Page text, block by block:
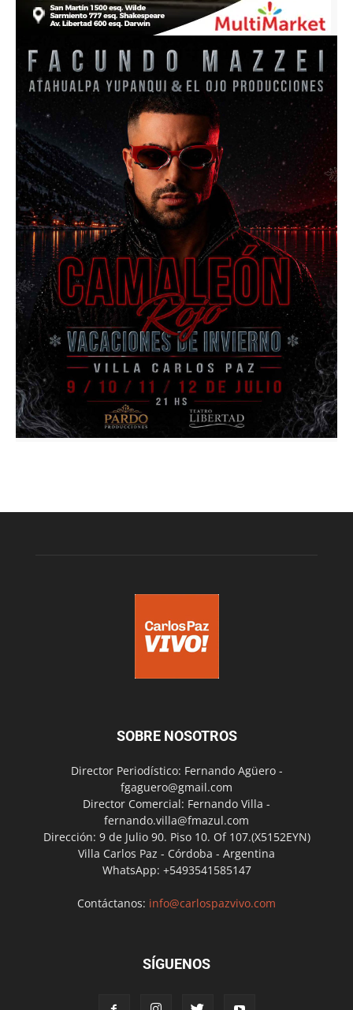
SOBRE NOSOTROS
Director Periodístico: Fernando Agüero -
fgaguero@gmail.com
Director Comercial: Fernando Villa -
fernando.villa@fmazul.com
Dirección: 9 de Julio 90. Piso 10. Of 107.(X5152EYN)
Villa Carlos Paz - Córdoba - Argentina
WhatsApp: +5493541585147
Contáctanos: info@carlospazvivo.com
SÍGUENOS